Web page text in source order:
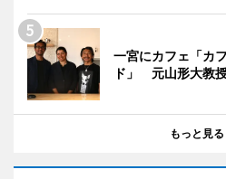
一宮にカフェ「カ
ド」 元山形大教
もっと見る